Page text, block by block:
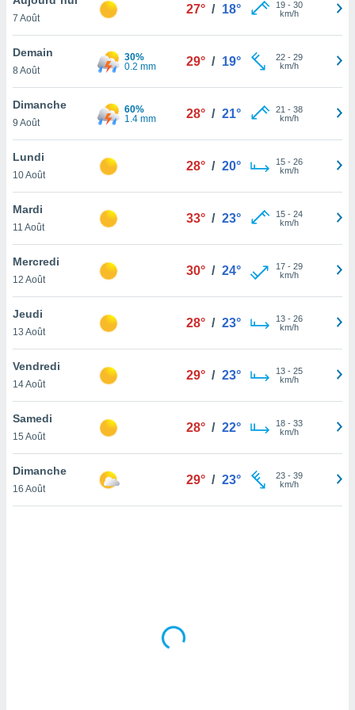
et
»,
au
vous
qu'ils
ou
le
ainsi
un
la
du
en
de
7 Août
27° / 18° 19- 30
km/h
Demain
8 Août
30%
0.2 mm
29° / 19° 22- 29
km/h
Dimanche
9 Août
60%
1.4 mm
28° / 21° 21 - 38
km/h
Lundi
10 Août
28° / 20° 15- 26
km/h
Mardi
11 Août
33° / 23° 15- 24
km/h
Mercredi
12 Août
30° / 24° 17- 29
km/h
Jeudi
13 Août
28° / 23° 13- 26
km/h
Vendredi
14 Août
29° / 23° 13- 25
km/h
Samedi
15 Août
28° / 22° 18- 33
km/h
Dimanche
16 Août
29° / 23° 23- 39
km/h